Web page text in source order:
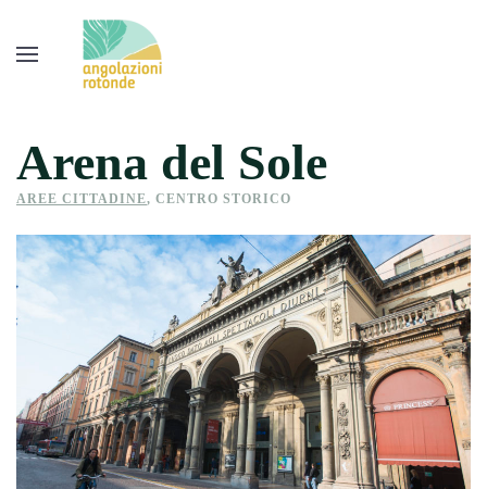
Arena del Sole
AREE CITTADINE, CENTRO STORICO